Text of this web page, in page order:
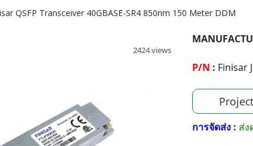
QSFP Transceiver 40GBASE-SR4 850nm 150 Meter DDM
2424 views
P/N : Finisar
การจัดส่ง : ส่ง